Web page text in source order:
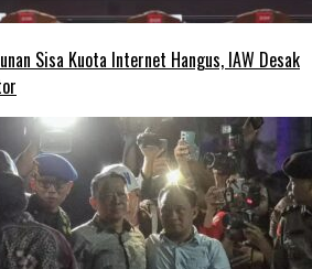
Sisa Kuota Internet Hangus, IAW Desak